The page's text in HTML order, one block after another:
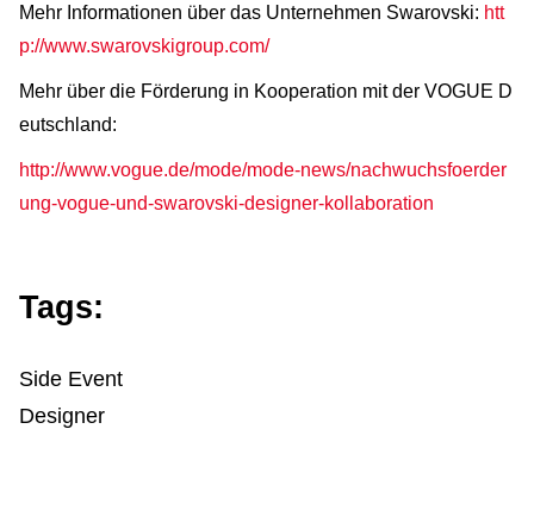
Mehr Informationen über das Unternehmen Swarovski: htt
p://www.swarovskigroup.com/
Mehr über die Förderung in Kooperation mit der VOGUE D
eutschland:
http://www.vogue.de/mode/mode-news/nachwuchsfoerder
ung-vogue-und-swarovski-designer-kollaboration
Tags:
Side Event
Designer